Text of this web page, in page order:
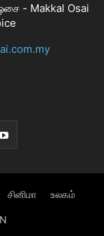
- Makkal Osai
சினிமா உலகம்